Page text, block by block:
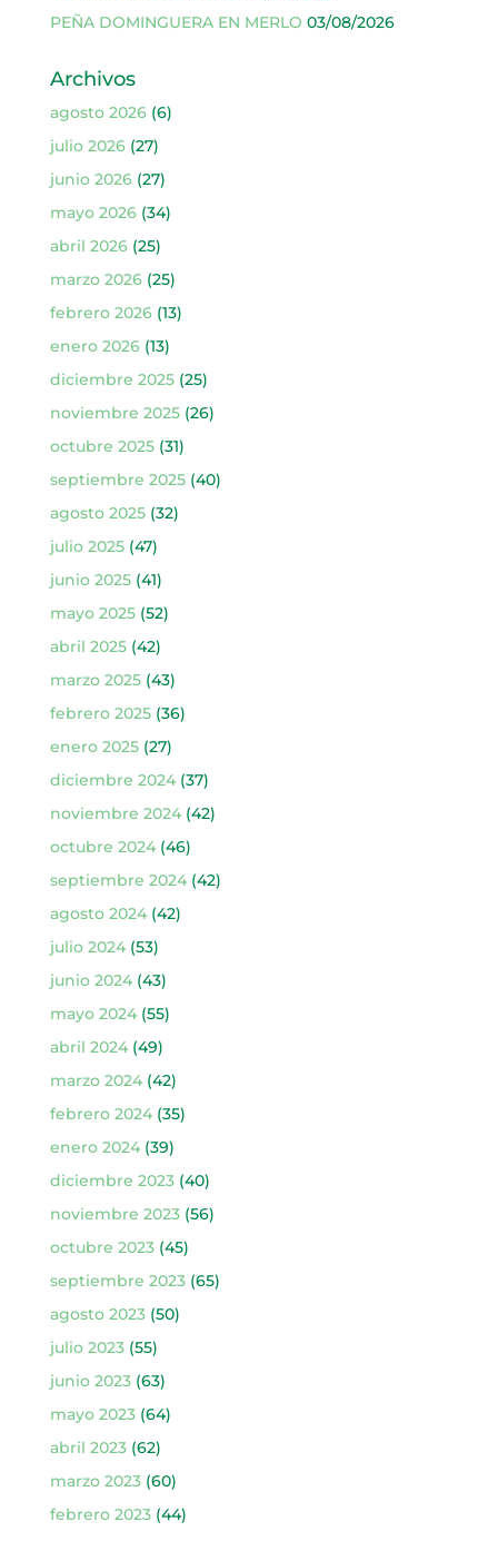
PEÑA DOMINGUERA EN MERLO 03/08/2026
Archivos
agosto 2026(6)
julio 2026(27)
junio 2026(27)
mayo 2026(34)
abril 2026(25)
marzo 2026(25)
febrero 2026(13)
enero 2026(13)
diciembre 2025(25)
noviembre 2025(26)
octubre 2025(31)
septiembre 2025(40)
agosto 2025(32)
julio 2025(47)
junio 2025(41)
mayo 2025(52)
abril 2025(42)
marzo 2025(43)
febrero 2025(36)
enero 2025(27)
diciembre 2024(37)
noviembre 2024(42)
octubre 2024(46)
septiembre 2024(42)
agosto 2024(42)
julio 2024(53)
junio 2024(43)
mayo 2024(55)
abril 2024(49)
marzo 2024(42)
febrero 2024(35)
enero 2024(39)
diciembre 2023(40)
noviembre 2023(56)
octubre 2023(45)
septiembre 2023(65)
agosto 2023(50)
julio 2023(55)
junio 2023(63)
mayo 2023(64)
abril 2023(62)
marzo 2023(60)
febrero 2023(44)